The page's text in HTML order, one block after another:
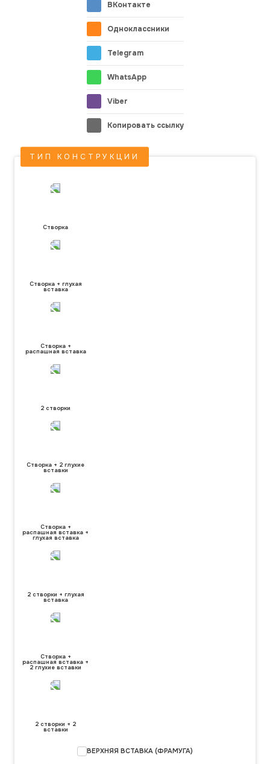
ВКонтакте
Одноклассники
Telegram
WhatsApp
Viber
Копировать ссылку
ТИП КОНСТРУКЦИИ
Створка
Створка + глухая
вставка
Створка +
распашная вставка
2 створки
Створка + 2 глухие
вставки
Створка +
распашная вставка +
глухая вставка
2 створки + глухая
вставка
Створка +
распашная вставка +
2 глухие вставки
2 створки + 2
вставки
ВЕРХНЯЯ ВСТАВКА (ФРАМУГА)